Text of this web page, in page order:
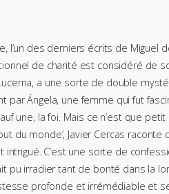
l’un des derniers écrits de Miguel
de charité est considéré de
a une sorte de double
par Ángela, une femme qui fut
une, la foi. Mais ce n’est que
du monde’, Javier Cercas
intrigué. C’est une sorte de
pu irradier tant de bonté dans la
profonde et irrémédiable et